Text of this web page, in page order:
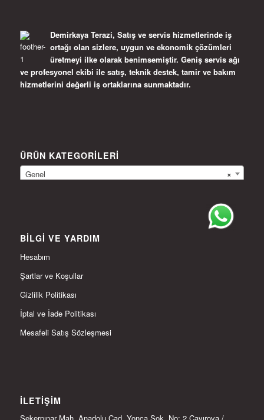
Demirkaya Terazi, Satış ve servis hizmetlerinde iş
ortağı olan sizlere, uygun ve ekonomik çözümleri
üretmeyi ilke olarak benimsemiştir. Geniş servis ağı
ve profesyonel ekibi ile satış, teknik destek, tamir ve bakım
hizmetlerini değerli iş ortaklarına sunmaktadır.
ÜRÜN KATEGORILERI
×
Genel
BILGI VE YARDIM
Hesabım
Şartlar ve Koşullar
Gizlilik Politikası
İptal ve İade Politikası
Mesafeli Satış Sözleşmesi
İLETIŞIM